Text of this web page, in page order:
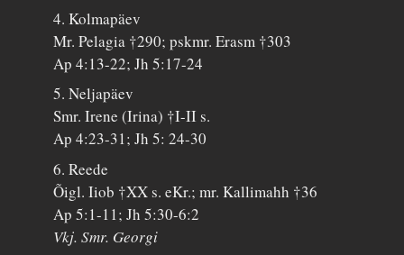
4. Kolmapäev
Mr. Pelagia †290; pskmr. Erasm †303
Ap 4:13-22; Jh 5:17-24
5. Neljapäev
Smr. Irene (Irina) †I-II s.
Ap 4:23-31; Jh 5: 24-30
6. Reede
Õigl. Iiob †XX s. eKr.; mr. Kallimahh †36
Ap 5:1-11; Jh 5:30-6:2
Vkj. Smr. Georgi